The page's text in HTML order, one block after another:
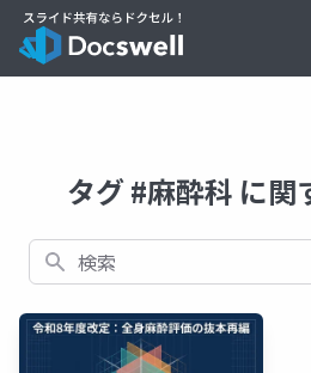
タグ #麻酔科 に関
検索